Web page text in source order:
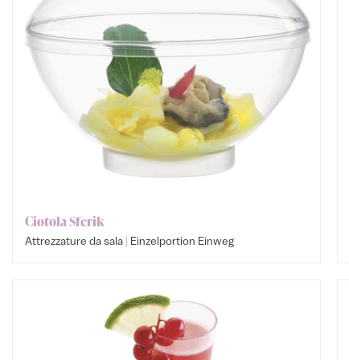
Ciotola Sferik
Attrezzature da sala | Einzelportion Einweg